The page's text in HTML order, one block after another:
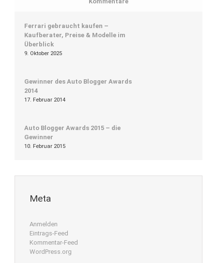
Ferrari gebraucht kaufen –
Kaufberater, Preise & Modelle im
Überblick
9. Oktober 2025
Gewinner des Auto Blogger Awards
2014
17. Februar 2014
Auto Blogger Awards 2015 – die
Gewinner
10. Februar 2015
Meta
Anmelden
Eintrags-Feed
Kommentar-Feed
WordPress.org